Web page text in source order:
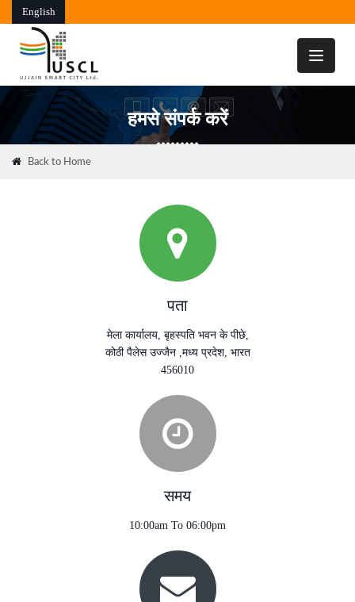
English
Toggle
हमसे संपर्क करें
Back to Home
पता
मेला कार्यालय, बृहस्पति भवन के पीछे,
कोठी पैलेस उज्जैन ,मध्य प्रदेश, भारत
456010
समय
10:00am To 06:00pm